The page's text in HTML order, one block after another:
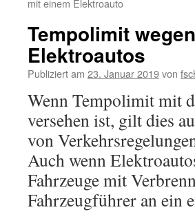
mit einem Elektroauto
Tempolimit
Elektroautos
Publiziert am 23. Januar 2019von
Wenn Tempolimit mit
versehen ist, gilt dies
von
Auch wenn
Fahrzeuge mit
Fahrzeugführer an ein